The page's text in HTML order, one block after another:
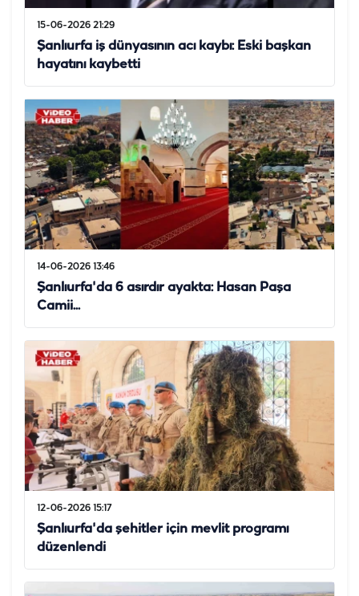
15-06-2026 21:29
Şanlıurfa iş dünyasının acı kaybı: Eski başkan
hayatını kaybetti
14-06-2026 13:46
Şanlıurfa'da 6 asırdır ayakta: Hasan Paşa
Camii...
12-06-2026 15:17
Şanlıurfa'da şehitler için mevlit programı
düzenlendi